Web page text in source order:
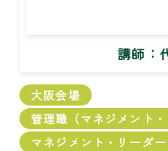
講師：
大阪会場
管理職（マネジメント・
マネジメント・リーダ